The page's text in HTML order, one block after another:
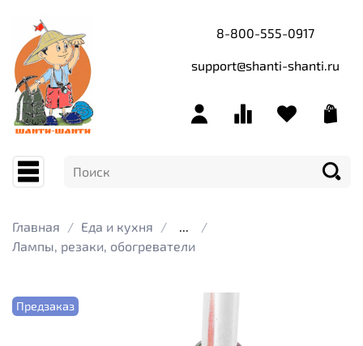
8-800-555-0917
support@shanti-shanti.ru
Главная Еда и кухня
Лампы, резаки, обогреватели
Предзаказ